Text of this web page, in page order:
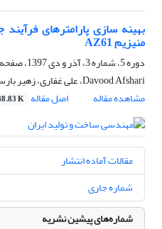
بهینه سازی پارامترهای
منیزیم AZ61
دوره 5، شماره 3، آذر و دی 1397، صفحه
Davood Afshari، علی غفاری، زهیر بارسوم
مشاهده مقاله
اصل مقاله K
مقالات آماده انتشار
شماره جاری
شماره‌های پیشین نشریه